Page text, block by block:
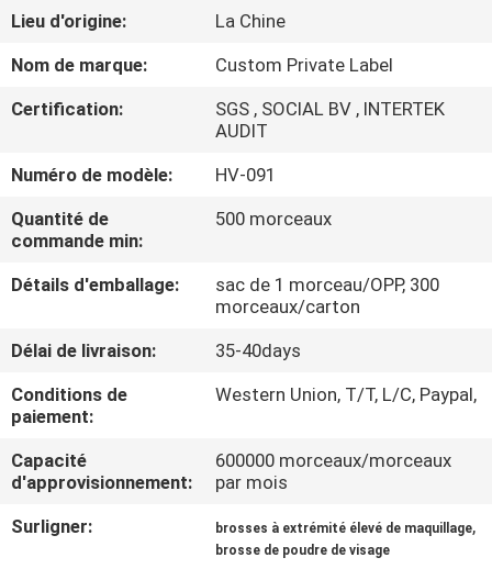
SUJET
DE
NOUS
VISITE
D'USINE
CONTRÔLE
QUALITÉ
PLAN
DU
SITE
Lieu d'origine:
La Chine
Nom de marque:
Custom Private Label
Certification:
SGS , SOCIAL BV , INTERTEK
AUDIT
Numéro de modèle:
HV-091
Quantité de
commande min:
500 morceaux
Détails d'emballage:
sac de 1 morceau/OPP, 300
morceaux/carton
Délai de livraison:
35-40days
Conditions de
paiement:
Western Union, T/T, L/C, Paypal,
Capacité
d'approvisionnement:
600000 morceaux/morceaux
par mois
Surligner:
brosses à extrémité élevé de maquillage,
brosse de poudre de visage